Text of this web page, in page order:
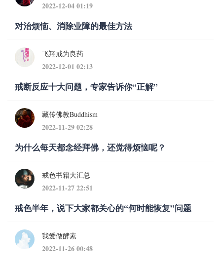
2022-12-04 01:19
对治烦恼、消除业障的最佳方法
飞翔戒为良药
2022-12-01 02:13
戒断反应十大问题，专家告诉你“正解”
藏传佛教Buddhism
2022-11-29 02:28
为什么每天都念经拜佛，还觉得烦恼呢？
戒色书籍大汇总
2022-11-27 22:51
戒色半年，说下大家都关心的“何时能恢复”问题
我爱做酵素
2022-11-26 00:48